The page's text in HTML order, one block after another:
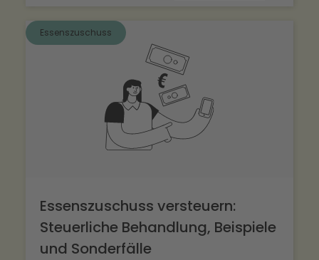
Essenszuschuss
Essenszuschuss versteuern:
Steuerliche Behandlung, Beispiele
und Sonderfälle